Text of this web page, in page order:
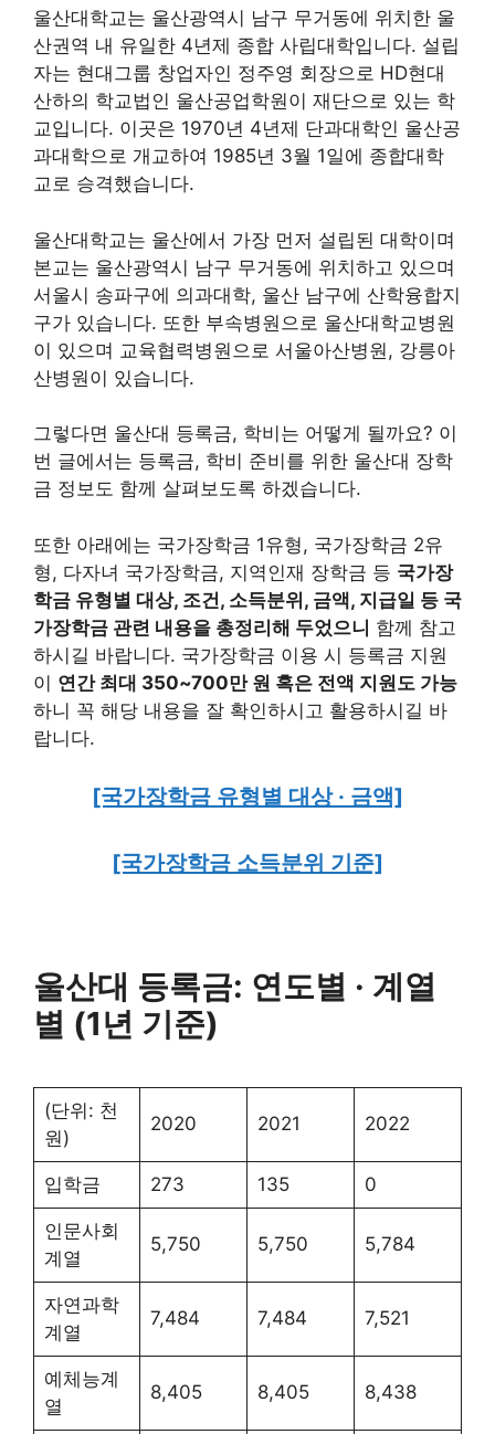
울산대학교는 울산광역시 남구 무거동에 위치한 울
산권역 내 유일한 4년제 종합 사립대학입니다. 설립
자는 현대그룹 창업자인 정주영 회장으로 HD현대
산하의 학교법인 울산공업학원이 재단으로 있는 학
교입니다. 이곳은 1970년 4년제 단과대학인 울산공
과대학으로 개교하여 1985년 3월 1일에 종합대학
교로 승격했습니다.
울산대학교는 울산에서 가장 먼저 설립된 대학이며
본교는 울산광역시 남구 무거동에 위치하고 있으며
서울시 송파구에 의과대학, 울산 남구에 산학융합지
구가 있습니다. 또한 부속병원으로 울산대학교병원
이 있으며 교육협력병원으로 서울아산병원, 강릉아
산병원이 있습니다.
그렇다면 울산대 등록금, 학비는 어떻게 될까요? 이
번 글에서는 등록금, 학비 준비를 위한 울산대 장학
금 정보도 함께 살펴보도록 하겠습니다.
또한 아래에는 국가장학금 1유형, 국가장학금 2유
형, 다자녀 국가장학금, 지역인재 장학금 등 국가장
학금 유형별 대상, 조건, 소득분위, 금액, 지급일 등 국
가장학금 관련 내용을 총정리해 두었으니 함께 참고
하시길 바랍니다. 국가장학금 이용 시 등록금 지원
이 연간 최대 350~700만 원 혹은 전액 지원도 가능
하니 꼭 해당 내용을 잘 확인하시고 활용하시길 바
랍니다.
[국가장학금 유형별 대상 · 금액]
[국가장학금 소득분위 기준]
울산대 등록금: 연도별 · 계열
별 (1년 기준)
(단위: 천
원)
2020 2021 2022
입학금 273 135 0
인문사회
계열
5,750 5,750 5,784
자연과학
계열
7,484 7,484 7,521
예체능계
열
8,405 8,405 8,438